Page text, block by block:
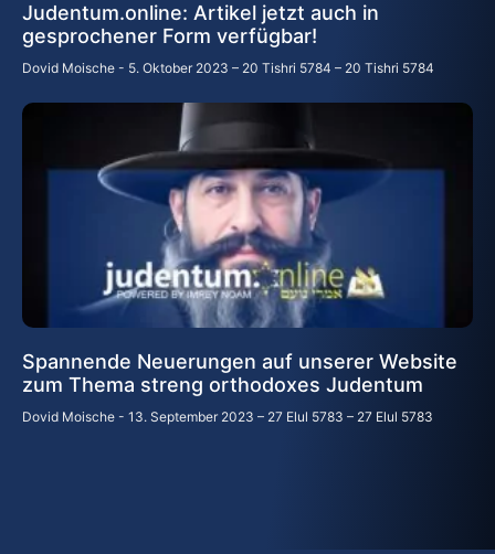
Judentum.online: Artikel jetzt auch in
gesprochener Form verfügbar!
Dovid Moische 5. Oktober 2023 – 20 Tishri 5784 – 20 Tishri 5784
Spannende Neuerungen auf unserer Website
zum Thema streng orthodoxes Judentum
Dovid Moische 13. September 2023 – 27 Elul 5783 – 27 Elul 5783